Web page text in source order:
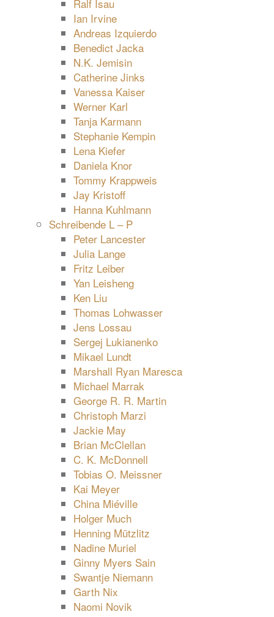
Ralf Isau
Ian Irvine
Andreas Izquierdo
Benedict Jacka
N.K. Jemisin
Catherine Jinks
Vanessa Kaiser
Werner Karl
Tanja Karmann
Stephanie Kempin
Lena Kiefer
Daniela Knor
Tommy Krappweis
Jay Kristoff
Hanna Kuhlmann
Schreibende L – P
Peter Lancester
Julia Lange
Fritz Leiber
Yan Leisheng
Ken Liu
Thomas Lohwasser
Jens Lossau
Sergej Lukianenko
Mikael Lundt
Marshall Ryan Maresca
Michael Marrak
George R. R. Martin
Christoph Marzi
Jackie May
Brian McClellan
C. K. McDonnell
Tobias O. Meissner
Kai Meyer
China Miéville
Holger Much
Henning Mützlitz
Nadine Muriel
Ginny Myers Sain
Swantje Niemann
Garth Nix
Naomi Novik